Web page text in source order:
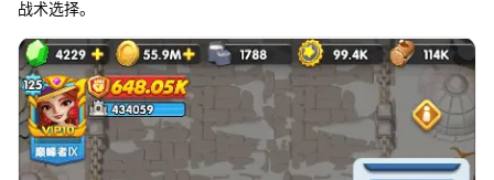
战术选择。